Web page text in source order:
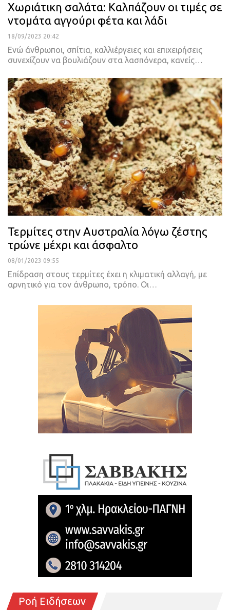
Χωριάτικη σαλάτα: Καλπάζουν οι τιμές σε
ντομάτα αγγούρι φέτα και λάδι
18/09/2023 20:42
Ενώ άνθρωποι, σπίτια, καλλιέργειες και επιχειρήσεις
συνεχίζουν να βουλιάζουν στα λασπόνερα, κανείς…
Τερμίτες στην Αυστραλία λόγω ζέστης
τρώνε μέχρι και άσφαλτο
08/01/2023 09:55
Επίδραση στους τερμίτες έχει η κλιματική αλλαγή, με
αρνητικό για τον άνθρωπο, τρόπο. Οι…
Ροή Ειδήσεων